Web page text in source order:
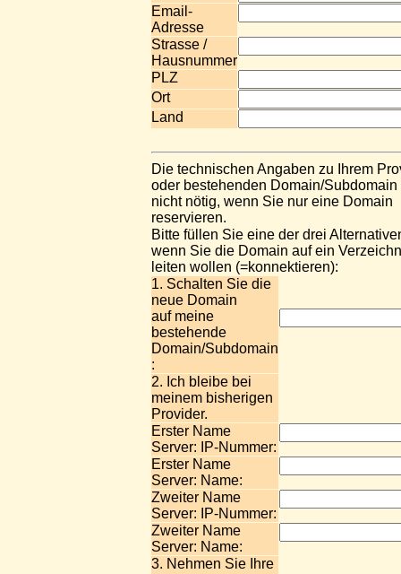
Email-
Adresse
Strasse /
Hausnummer
PLZ
Ort
Land
Die technischen Angaben zu Ihrem
oder bestehenden Domain/Subdomain
nicht nötig, wenn Sie nur eine Domain
reservieren.
Bitte füllen Sie eine der drei
wenn Sie die Domain auf ein
leiten wollen (=konnektieren):
1. Schalten Sie die
neue Domain
auf meine
bestehende
Domain/Subdomain
:
2. Ich bleibe bei
meinem bisherigen
Provider.
Erster Name
Server: IP-Nummer:
Erster Name
Server: Name:
Zweiter Name
Server: IP-Nummer:
Zweiter Name
Server: Name:
3. Nehmen Sie Ihre